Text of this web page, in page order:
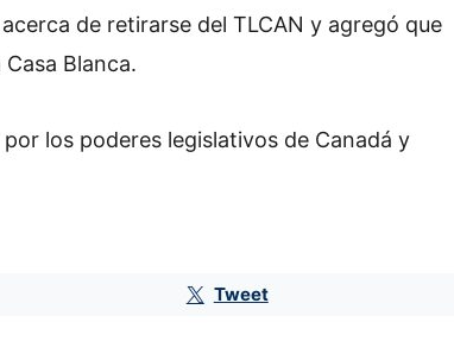
de retirarse del TLCAN y agregó que
Blanca.
los poderes legislativos de Canadá y
Tweet
con aranceles de hasta 50%